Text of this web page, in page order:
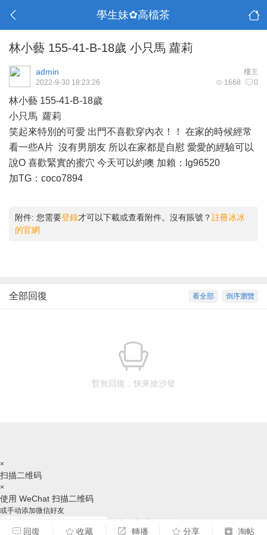
學生妹✿高檔茶
林小藝 155-41-B-18歲 小只馬 蘿莉
樓主
admin
1668 0
2022-9-30 18:23:26
林小藝 155-41-B-18歲
小只馬 蘿莉
笑起來特別的可愛 出門不喜歡穿內衣！！ 在家的時候經常
看一些A片 沒有男朋友 所以在家都是自慰 愛愛的經驗可以
說O 喜歡緊實的蜜穴 今天可以約噢 加賴：lg96520
加TG：coco7894
附件: 您需要登錄才可以下載或查看附件。沒有賬號？註冊冰冰
的官網
倒序瀏覽
看全部
全部回復
暫無回復，快來搶沙發
回復 收藏 轉播 分享 淘帖
×
扫描二维码
×
使用 WeChat 扫描二维码
或手动添加微信好友